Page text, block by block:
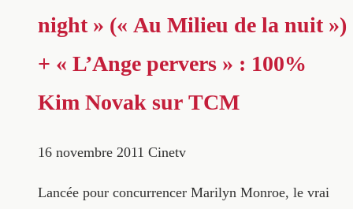
night » (« Au Milieu de la nuit »)
+ « L’Ange pervers » : 100%
Kim Novak sur TCM
16 novembre 2011 Cinetv
Lancée pour concurrencer Marilyn Monroe, le vrai